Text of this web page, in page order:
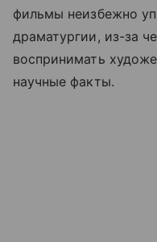
фильмы неизбежно
драматургии, из-за
воспринимать
научные факты.